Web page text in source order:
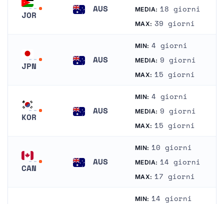
JOR
AUS MEDIA: 18 giorni
MAX: 39 giorni
JPN
AUS
MIN: 4 giorni
MEDIA: 9 giorni
MAX: 15 giorni
KOR
AUS
MIN: 4 giorni
MEDIA: 9 giorni
MAX: 15 giorni
CAN
AUS
MIN: 10 giorni
MEDIA: 14 giorni
MAX: 17 giorni
MIN: 14 giorni